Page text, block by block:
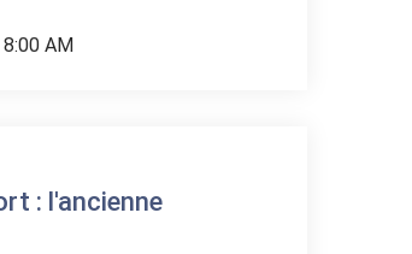
AM
: l'ancienne